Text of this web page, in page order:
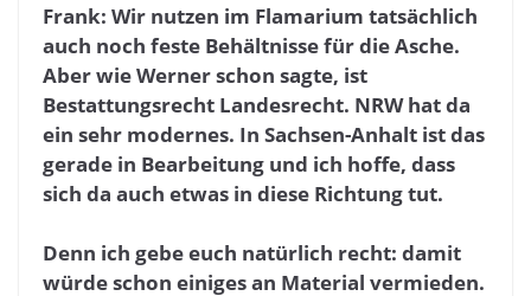
Frank: Wir nutzen im Flamarium tatsächlich
auch noch feste Behältnisse für die Asche.
Aber wie Werner schon sagte, ist
Bestattungsrecht Landesrecht. NRW hat da
ein sehr modernes. In Sachsen-Anhalt ist das
gerade in Bearbeitung und ich hoffe, dass
sich da auch etwas in diese Richtung tut.
Denn ich gebe euch natürlich recht: damit
würde schon einiges an Material vermieden.